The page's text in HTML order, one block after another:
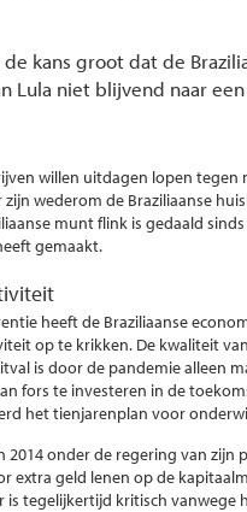
kans groot dat de
Lula niet blijvend naar
willen uitdagen lopen tegen
wederom de Braziliaanse
munt flink is gedaald
gemaakt.
heeft de Braziliaanse
op te krikken. De kwaliteit
is door de pandemie alleen
fors te investeren in de
het tienjarenplan voor
onder de regering van
extra geld lenen op de
tegelijkertijd kritisch vanwege